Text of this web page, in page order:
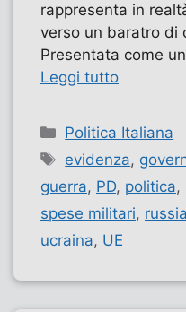
rappresenta in
verso un baratro di
Presentata come
Leggi tutto
Categorie
Politica Italiana
Tag
evidenza,
guerra, PD, politica,
spese militari, russia
ucraina, UE